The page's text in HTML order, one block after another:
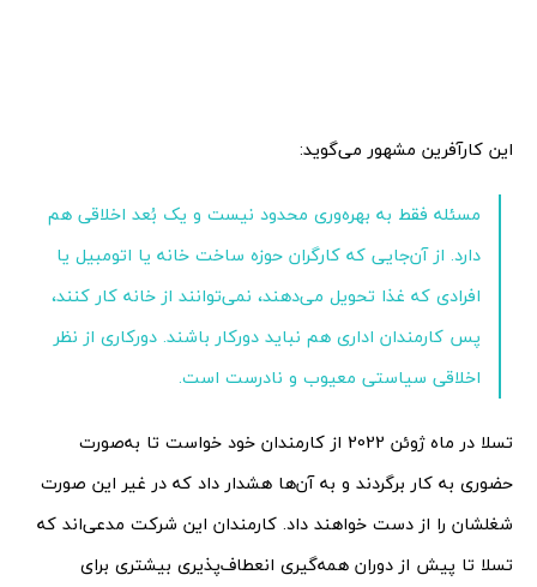
این کارآفرین مشهور می‌گوید:
مسئله فقط به بهره‌وری محدود نیست و یک بُعد اخلاقی هم
دارد. از آن‌جایی که کارگران حوزه ساخت خانه یا اتومبیل یا
افرادی که غذا تحویل می‌دهند، نمی‌توانند از خانه کار کنند،
پس کارمندان اداری هم نباید دورکار باشند. دورکاری از نظر
اخلاقی سیاستی معیوب و نادرست است.
تسلا در ماه ژوئن 2022 از کارمندان خود خواست تا به‌صورت
حضوری به کار برگردند و به آن‌ها هشدار داد که در غیر این صورت
شغلشان را از دست خواهند داد. کارمندان این شرکت مدعی‌اند که
تسلا تا پیش از دوران همه‌گیری انعطاف‌پذیری بیشتری برای